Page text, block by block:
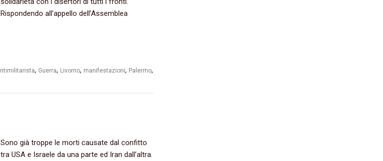
Rispondendo all’appello dell’Assemblea
, Guerra, Livorno, manifestazioni, Palermo,
Sono già troppe le morti causate dal confitto
tra USA e Israele da una parte ed Iran dall’altra.